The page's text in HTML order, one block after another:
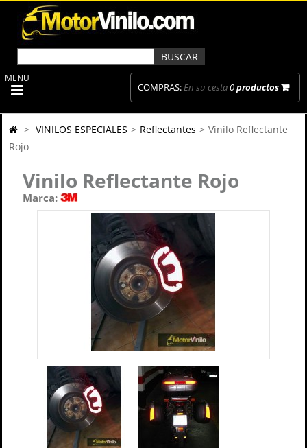
COMPRAS:En su cesta0productos
MENU
> VINILOS ESPECIALES > Reflectantes > Vinilo Reflectante
Rojo
Vinilo Reflectante Rojo
Marca: